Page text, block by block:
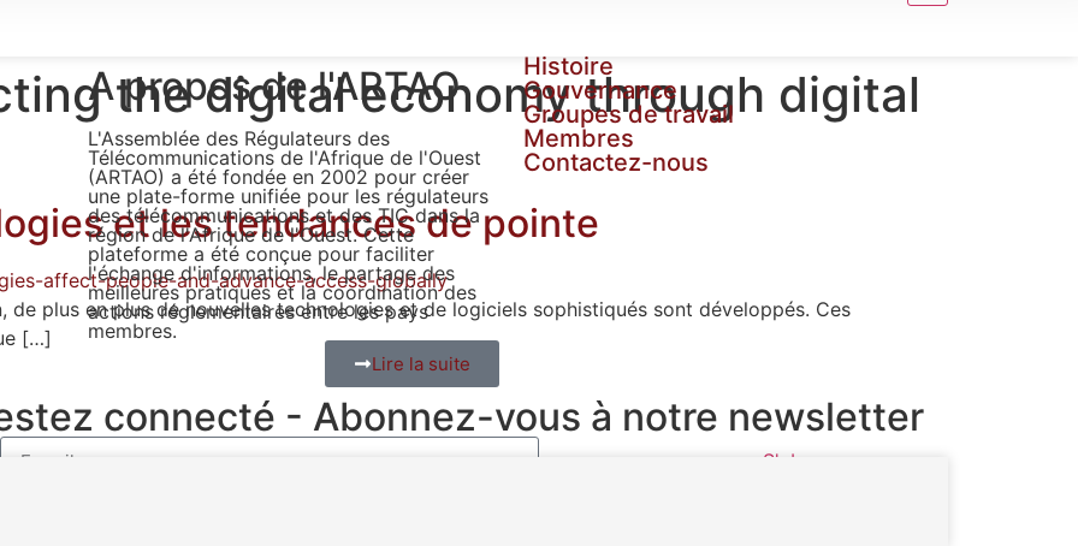
A propos de l'ARTAO
L'Assemblée des Régulateurs des
Télécommunications de l'Afrique de l'Ouest
(ARTAO) a été fondée en 2002 pour créer
une plate-forme unifiée pour les régulateurs
des télécommunications et des TIC dans la
région de l'Afrique de l'Ouest. Cette
plateforme a été conçue pour faciliter
l'échange d'informations, le partage des
meilleures pratiques et la coordination des
actions réglementaires entre les pays
membres.
Lire la suite
Histoire
Gouvernance
Groupes de travail
Membres
Contactez-nous
the digital economy through digital
et les tendances de pointe
de plus en plus de nouvelles technologies et de logiciels sophistiqués sont développés. Ces
[…]
connecté - Abonnez-vous à notre newsletter
S'abonner